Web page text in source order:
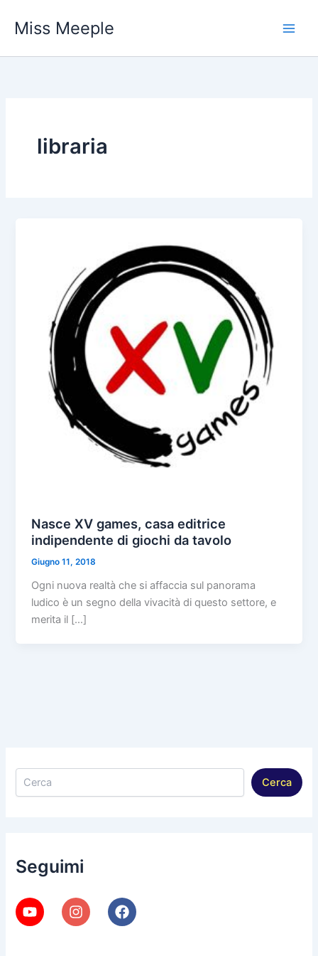
Miss Meeple
libraria
Nasce XV games, casa editrice
indipendente di giochi da tavolo
Giugno 11, 2018
Ogni nuova realtà che si affaccia sul panorama
ludico è un segno della vivacità di questo settore, e
merita il […]
Cerca
Cerca
Seguimi